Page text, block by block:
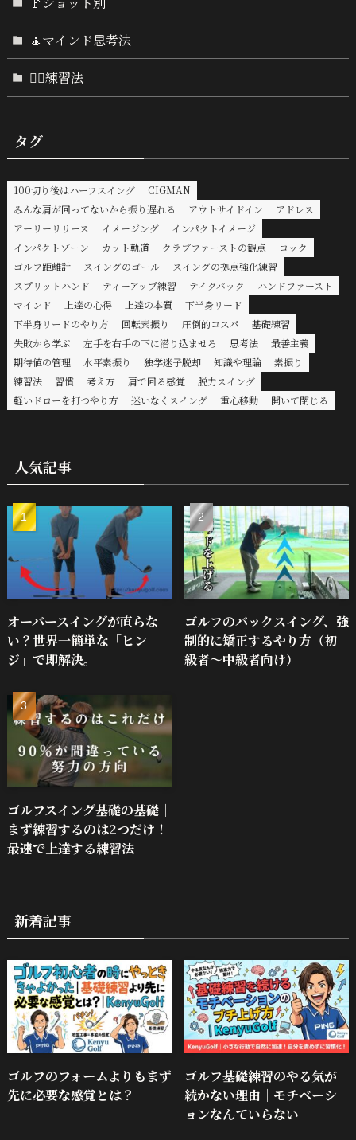
🧘マインド思考法
🏌️‍♂️練習法
タグ
100切り後はハーフスイング
CIGMAN
みんな肩が回ってないから振り遅れる
アウトサイドイン
アドレス
アーリーリリース
イメージング
インパクトイメージ
インパクトゾーン
カット軌道 クラブファーストの観点
コック
ゴルフ距離計
スイングのゴール
スイングの拠点強化練習
スプリットハンド
ティーアップ練習 テイクバック
ハンドファースト
マインド
上達の心得 上達の本質
下半身リード
下半身リードのやり方
回転素振り 圧倒的コスパ
基礎練習
失敗から学ぶ
左手を右手の下に潜り込ませろ 思考法
最善主義
期待値の管理
水平素振り 独学迷子脱却 知識や理論
素振り
練習法
習慣 考え方 肩で回る感覚
脱力スイング
軽いドローを打つやり方
迷いなくスイング 重心移動 開いて閉じる
人気記事
オーバースイングが直らな
い？世界一簡単な「ヒン
ジ」で即解決。
ゴルフのバックスイング、強
制的に矯正するやり方（初
級者～中級者向け）
ゴルフスイング基礎の基礎｜
まず練習するのは2つだけ！
最速で上達する練習法
新着記事
ゴルフのフォームよりもまず
先に必要な感覚とは？
ゴルフ基礎練習のやる気が
続かない理由｜モチベーシ
ョンなんていらない